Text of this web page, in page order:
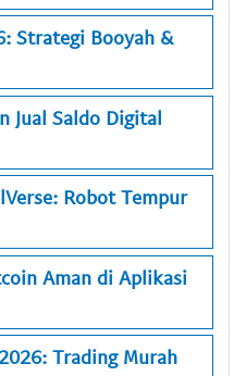
Strategi Booyah &
Jual Saldo Digital
Robot Tempur
Aman di Aplikasi
Trading Murah